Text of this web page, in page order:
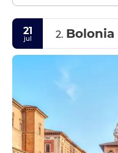
21
jul 2. Bolonia